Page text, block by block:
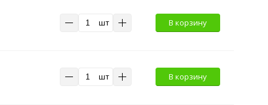
шт В корзину
шт В корзину